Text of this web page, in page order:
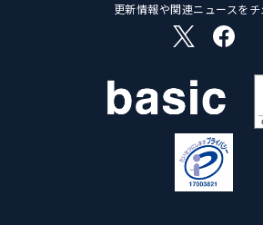
更新情報や関連ニュースをチ